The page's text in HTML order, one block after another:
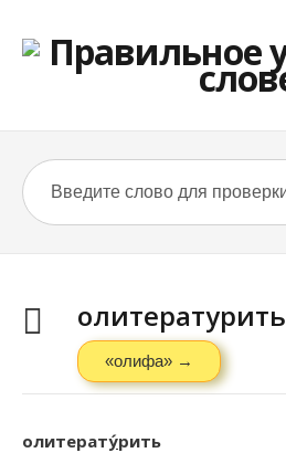
олитературить
«олифа» →
олитерату́рить